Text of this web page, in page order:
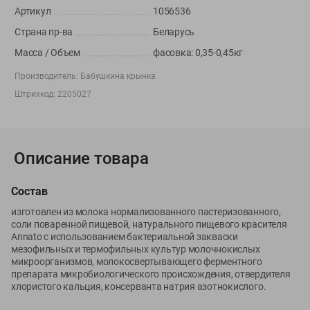
Вакансии
Корпоративный сайт Green
соглашения
соответствии с законодательством об обращениях граждан и
Фрунзенского района г. Минска + 375 17 272 73 84 .
Номер и адрес электронной почты лица, уполномоченного
продавцом рассматривать обращения покупателей о нарушении их
прав, предусмотренных законодательством о защите прав
потребителей: +375 44 560-60-61, shop@green-dostavka.by.
Артикул
1056536
Страна пр-ва
Беларусь
Масса / Объем
фасовка: 0,35-0,45кг
Производитель: Бабушкина крынка
Штрихкод: 2205027
Описание товара
Состав
изготовлен из молока нормализованного пастеризованного,
соли поваренной пищевой, натурального пищевого красителя
Annato с использованием бактериальной закваски
мезофильных и термофильных культур молочнокислых
микроорганизмов, молокосвертывающего ферментного
препарата микробиологического происхождения, отвердителя
хлористого кальция, консерванта натрия азотнокислого.